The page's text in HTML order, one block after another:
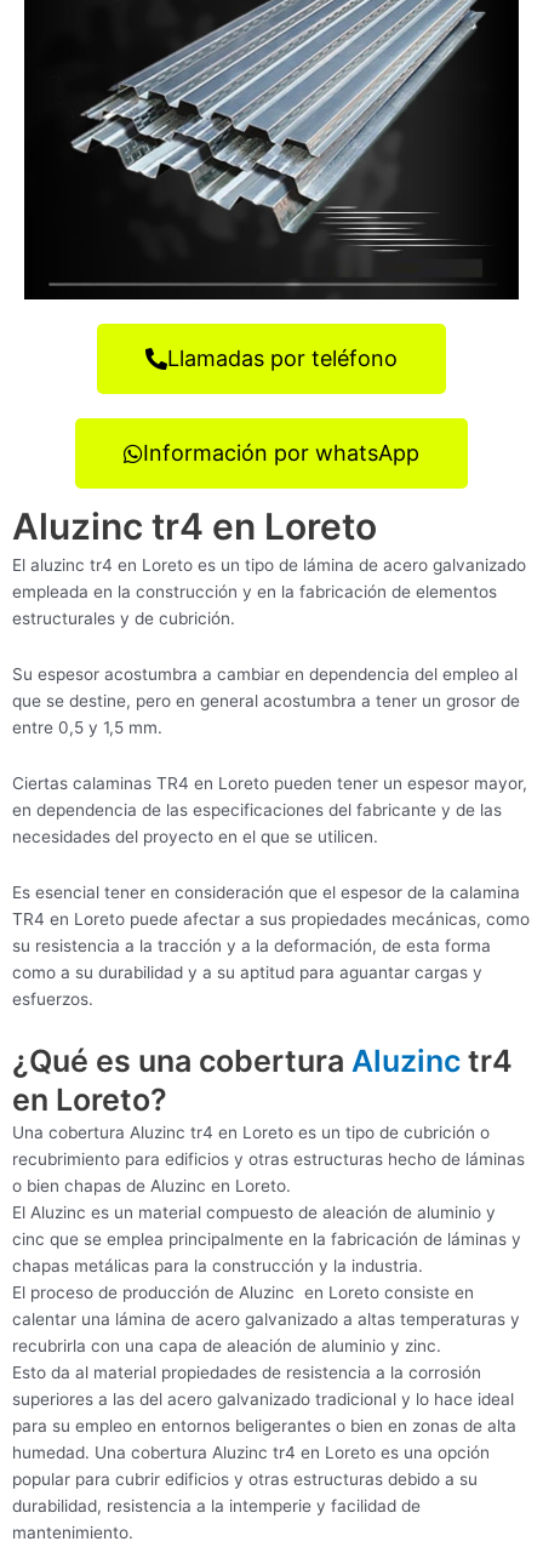
Llamadas por teléfono
Información por whatsApp
Aluzinc tr4 en Loreto
El aluzinc tr4 en Loreto es un tipo de lámina de acero galvanizado
empleada en la construcción y en la fabricación de elementos
estructurales y de cubrición.
Su espesor acostumbra a cambiar en dependencia del empleo al
que se destine, pero en general acostumbra a tener un grosor de
entre 0,5 y 1,5 mm.
Ciertas calaminas TR4 en Loreto pueden tener un espesor mayor,
en dependencia de las especificaciones del fabricante y de las
necesidades del proyecto en el que se utilicen.
Es esencial tener en consideración que el espesor de la calamina
TR4 en Loreto puede afectar a sus propiedades mecánicas, como
su resistencia a la tracción y a la deformación, de esta forma
como a su durabilidad y a su aptitud para aguantar cargas y
esfuerzos.
¿Qué es una cobertura Aluzinc tr4
en Loreto?
Una cobertura Aluzinc tr4 en Loreto es un tipo de cubrición o
recubrimiento para edificios y otras estructuras hecho de láminas
o bien chapas de Aluzinc en Loreto.
El Aluzinc es un material compuesto de aleación de aluminio y
cinc que se emplea principalmente en la fabricación de láminas y
chapas metálicas para la construcción y la industria.
El proceso de producción de Aluzinc en Loreto consiste en
calentar una lámina de acero galvanizado a altas temperaturas y
recubrirla con una capa de aleación de aluminio y zinc.
Esto da al material propiedades de resistencia a la corrosión
superiores a las del acero galvanizado tradicional y lo hace ideal
para su empleo en entornos beligerantes o bien en zonas de alta
humedad. Una cobertura Aluzinc tr4 en Loreto es una opción
popular para cubrir edificios y otras estructuras debido a su
durabilidad, resistencia a la intemperie y facilidad de
mantenimiento.